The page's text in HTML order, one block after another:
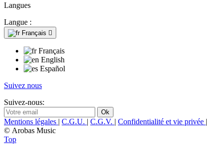
Langues
Langue :
Français 
Français
English
Español
Suivez nous
Suivez-nous:
Mentions légales | C.G.U. | C.G.V. | Confidentialité et vie privée |
© Arobas Music
Top